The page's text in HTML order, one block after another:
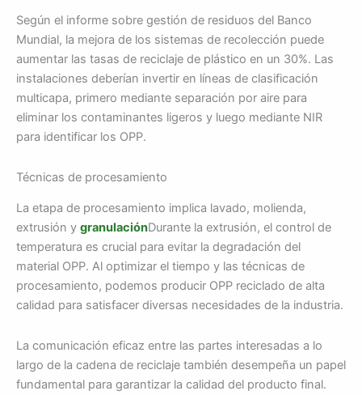
Según el informe sobre gestión de residuos del Banco
Mundial, la mejora de los sistemas de recolección puede
aumentar las tasas de reciclaje de plástico en un 30%. Las
instalaciones deberían invertir en líneas de clasificación
multicapa, primero mediante separación por aire para
eliminar los contaminantes ligeros y luego mediante NIR
para identificar los OPP.
Técnicas de procesamiento
La etapa de procesamiento implica lavado, molienda,
extrusión y granulaciónDurante la extrusión, el control de
temperatura es crucial para evitar la degradación del
material OPP. Al optimizar el tiempo y las técnicas de
procesamiento, podemos producir OPP reciclado de alta
calidad para satisfacer diversas necesidades de la industria.
La comunicación eficaz entre las partes interesadas a lo
largo de la cadena de reciclaje también desempeña un papel
fundamental para garantizar la calidad del producto final.